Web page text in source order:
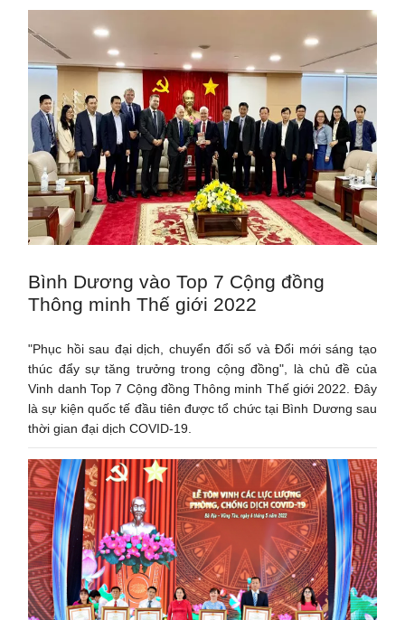
Bình Dương vào Top 7 Cộng đồng
Thông minh Thế giới 2022
"Phục hồi sau đại dịch, chuyển đối số và Đổi mới sáng tạo
thúc đẩy sự tăng trưởng trong cộng đồng", là chủ đề của
Vinh danh Top 7 Cộng đồng Thông minh Thế giới 2022. Đây
là sự kiện quốc tế đầu tiên được tổ chức tại Bình Dương sau
thời gian đại dịch COVID-19.